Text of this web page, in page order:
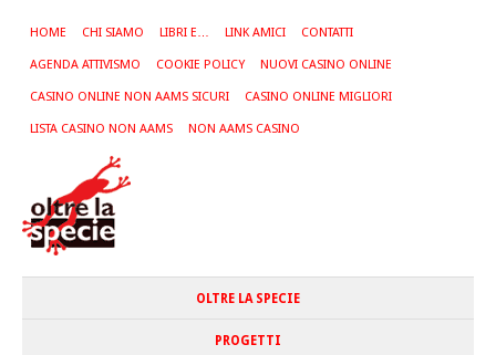
HOME CHI SIAMO LIBRI E… LINK AMICI CONTATTI
AGENDA ATTIVISMO COOKIE POLICY NUOVI CASINO ONLINE
CASINO ONLINE NON AAMS SICURI CASINO ONLINE MIGLIORI
LISTA CASINO NON AAMS NON AAMS CASINO
OLTRE LA SPECIE
PROGETTI